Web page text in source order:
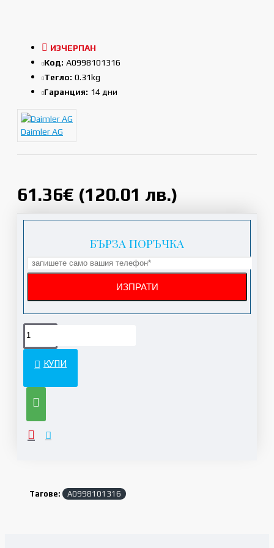
61.36€ (120.01 лв.)
ИЗЧЕРПАН
Код: A0998101316
Тегло: 0.31kg
Гаранция: 14 дни
Daimler AG
БЪРЗА ПОРЪЧКА
КУПИ
Тагове: A0998101316